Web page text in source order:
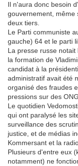
Il n'aura donc besoin
gouvernement, même
deux tiers.
Le Parti communiste
gauche) 64 et le parti
La presse russe
la formation de
candidat à la
administratif avait été
organisé des fraudes
pressions sur des
Le quotidien
qui ont paralysé les
surveillance des
justice, et de médias
Kommersant et la
Plusieurs d'entre eux
notamment) ne